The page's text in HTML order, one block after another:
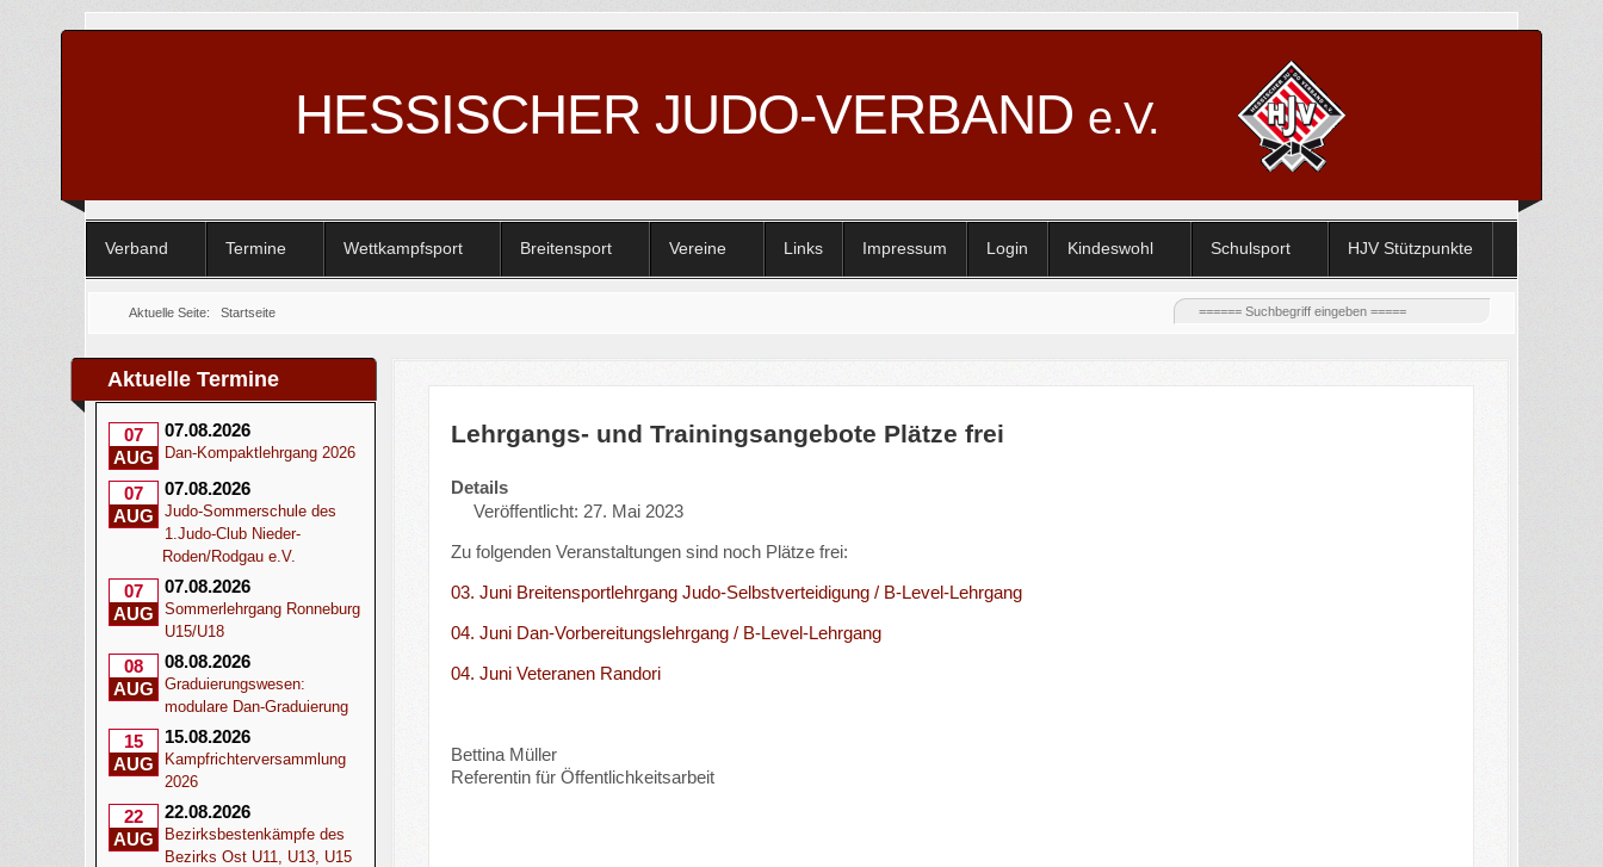
HESSISCHER JUDO-VERBAND e.V.
Verband Termine Wettkampfsport Breitensport Vereine Links Impressum Login Kindeswohl Schulsport HJV Stützpunkte
Aktuelle Seite:Startseite
Aktuelle Termine
07
AUG
07.08.2026
Dan-Kompaktlehrgang 2026
07
AUG
07.08.2026
Judo-Sommerschule des
1.Judo-Club Nieder-
Roden/Rodgau e.V.
07
AUG
07.08.2026
Sommerlehrgang Ronneburg
U15/U18
08
AUG
08.08.2026
Graduierungswesen:
modulare Dan-Graduierung
15
AUG
15.08.2026
Kampfrichterversammlung
2026
22
AUG
22.08.2026
Bezirksbestenkämpfe des
Bezirks Ost U11, U13, U15
Lehrgangs- und Trainingsangebote Plätze frei
Details
Veröffentlicht: 27. Mai 2023
Zu folgenden Veranstaltungen sind noch Plätze frei:
03. Juni Breitensportlehrgang Judo-Selbstverteidigung / B-Level-Lehrgang
04. Juni Dan-Vorbereitungslehrgang / B-Level-Lehrgang
04. Juni Veteranen Randori
Bettina Müller
Referentin für Öffentlichkeitsarbeit